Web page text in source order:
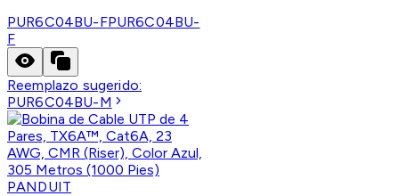
PUR6C04BU-FPUR6C04BU-
F
Reemplazo sugerido:
PUR6C04BU-M
PANDUIT